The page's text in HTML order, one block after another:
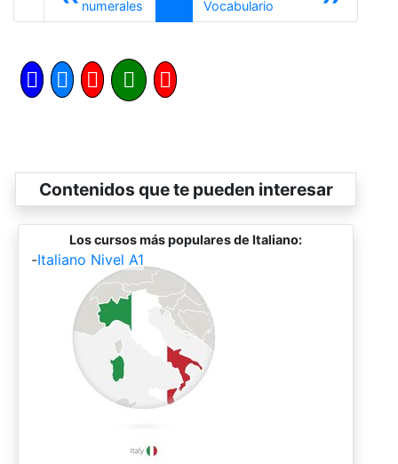
numerales
VocabularioSiguiente
Contenidos que te pueden interesar
Los cursos más populares de Italiano:
-Italiano Nivel A1